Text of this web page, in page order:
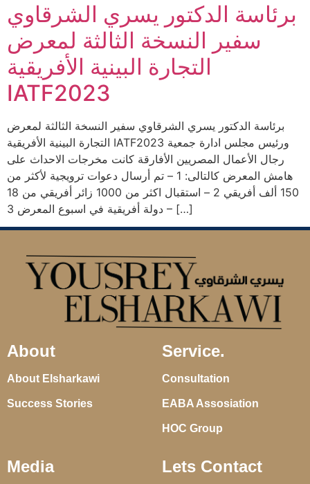
برئاسة الدكتور يسري الشرقاوي
سفير النسخة الثالثة لمعرض
التجارة البينية الأفريقية
IATF2023
برئاسة الدكتور يسري الشرقاوي سفير النسخة الثالثة لمعرض
التجارة البينية الأفريقية IATF2023 ورئيس مجلس ادارة جمعية
رجال الأعمال المصريين الأفارقة كانت مخرجات الاحداث على
هامش المعرض كالتالى: 1 – تم أرسال دعوات ترويجية لأكثر من
150 ألف أفريقي 2 – استقبال اكثر من 1000 زائر أفريقي من 18
دولة أفريقية في اسبوع المعرض 3 – […]
About
About Elsharkawi
Success Stories
Service.
Consultation
EABA Assosiation
HOC Group
Media Lets Contact